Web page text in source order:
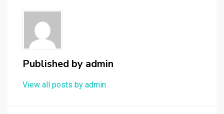
Published by admin
View all posts by admin